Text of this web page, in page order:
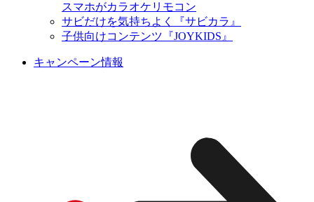
スマホがカラオケリモコン
サビだけを気持ちよく『サビカラ』
子供向けコンテンツ『JOYKIDS』
キャンペーン情報